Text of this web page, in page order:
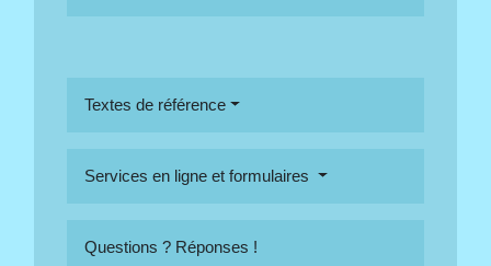
Textes de référence
Services en ligne et formulaires
Questions ? Réponses !